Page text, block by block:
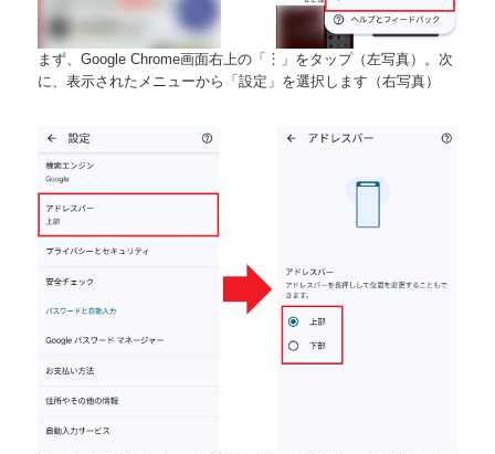
まず、Google Chrome画面右上の「︙」をタップ（左写真）。次
に、表示されたメニューから「設定」を選択します（右写真）